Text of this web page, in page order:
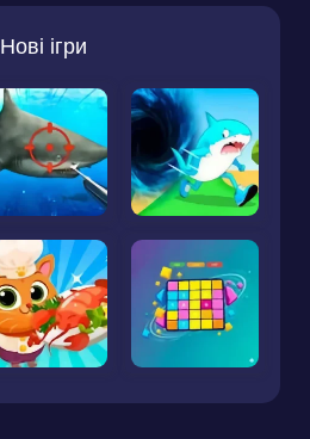
Нові ігри